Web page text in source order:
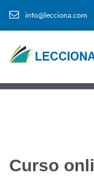
info@lecciona.com
Curso